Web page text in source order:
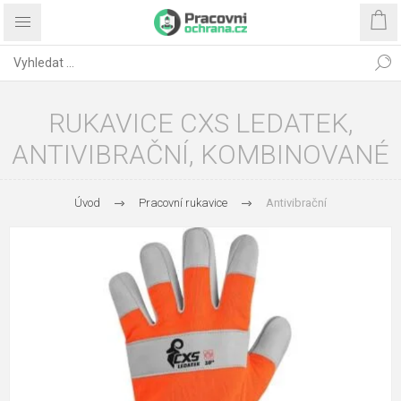
RUKAVICE CXS LEDATEK,
ANTIVIBRAČNÍ, KOMBINOVANÉ
Úvod Pracovní rukavice Antivibrační